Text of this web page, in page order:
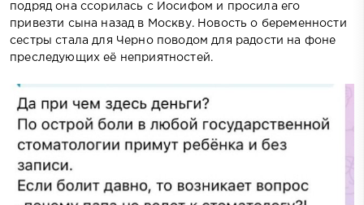
подряд она ссорилась с Иосифом и просила его
привезти сына назад в Москву. Новость о беременности
сестры стала для Черно поводом для радости на фоне
преследующих её неприятностей.